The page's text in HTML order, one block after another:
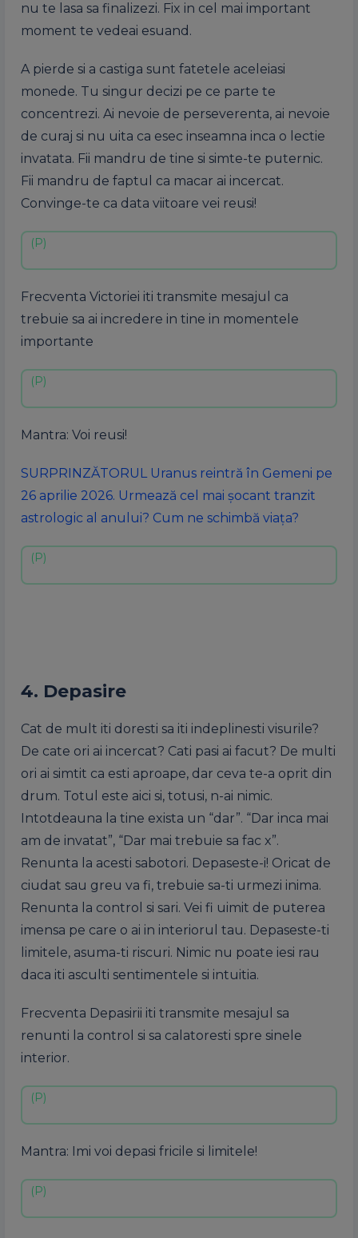
nu te lasa sa finalizezi. Fix in cel mai important
moment te vedeai esuand.
A pierde si a castiga sunt fatetele aceleiasi
monede. Tu singur decizi pe ce parte te
concentrezi. Ai nevoie de perseverenta, ai nevoie
de curaj si nu uita ca esec inseamna inca o lectie
invatata. Fii mandru de tine si simte-te puternic.
Fii mandru de faptul ca macar ai incercat.
Convinge-te ca data viitoare vei reusi!
Frecventa Victoriei iti transmite mesajul ca
trebuie sa ai incredere in tine in momentele
importante
Mantra: Voi reusi!
SURPRINZĂTORUL Uranus reintră în Gemeni pe
26 aprilie 2026. Urmează cel mai șocant tranzit
astrologic al anului? Cum ne schimbă viața?
4. Depasire
Cat de mult iti doresti sa iti indeplinesti visurile?
De cate ori ai incercat? Cati pasi ai facut? De multi
ori ai simtit ca esti aproape, dar ceva te-a oprit din
drum. Totul este aici si, totusi, n-ai nimic.
Intotdeauna la tine exista un “dar”. “Dar inca mai
am de invatat”, “Dar mai trebuie sa fac x”.
Renunta la acesti sabotori. Depaseste-i! Oricat de
ciudat sau greu va fi, trebuie sa-ti urmezi inima.
Renunta la control si sari. Vei fi uimit de puterea
imensa pe care o ai in interiorul tau. Depaseste-ti
limitele, asuma-ti riscuri. Nimic nu poate iesi rau
daca iti asculti sentimentele si intuitia.
Frecventa Depasirii iti transmite mesajul sa
renunti la control si sa calatoresti spre sinele
interior.
Mantra: Imi voi depasi fricile si limitele!